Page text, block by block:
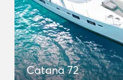
Catana 72